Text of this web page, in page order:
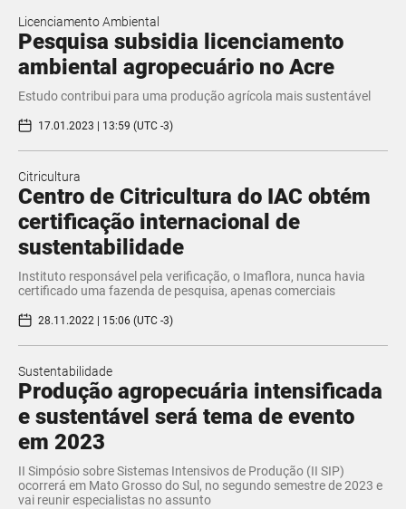
Licenciamento Ambiental
Pesquisa subsidia licenciamento
ambiental agropecuário no Acre
Estudo contribui para uma produção agrícola mais sustentável
17.01.2023 | 13:59 (UTC -3)
Citricultura
Centro de Citricultura do IAC obtém
certificação internacional de
sustentabilidade
Instituto responsável pela verificação, o Imaflora, nunca havia
certificado uma fazenda de pesquisa, apenas comerciais
28.11.2022 | 15:06 (UTC -3)
Sustentabilidade
Produção agropecuária intensificada
e sustentável será tema de evento
em 2023
II Simpósio sobre Sistemas Intensivos de Produção (II SIP)
ocorrerá em Mato Grosso do Sul, no segundo semestre de 2023 e
vai reunir especialistas no assunto